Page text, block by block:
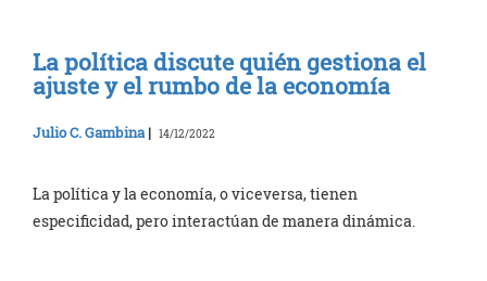
La política discute quién gestiona el
ajuste y el rumbo de la economía
Julio C. Gambina | 14/12/2022
La política y la economía, o viceversa, tienen
especificidad, pero interactúan de manera dinámica.